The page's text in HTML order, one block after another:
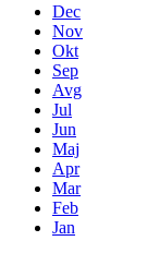
Dec
Nov
Okt
Sep
Avg
Jul
Jun
Maj
Apr
Mar
Feb
Jan